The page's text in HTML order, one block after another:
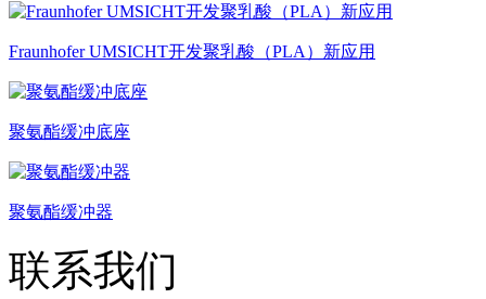
Fraunhofer UMSICHT开发聚乳酸（PLA）新应用
聚氨酯缓冲底座
聚氨酯缓冲器
联系我们